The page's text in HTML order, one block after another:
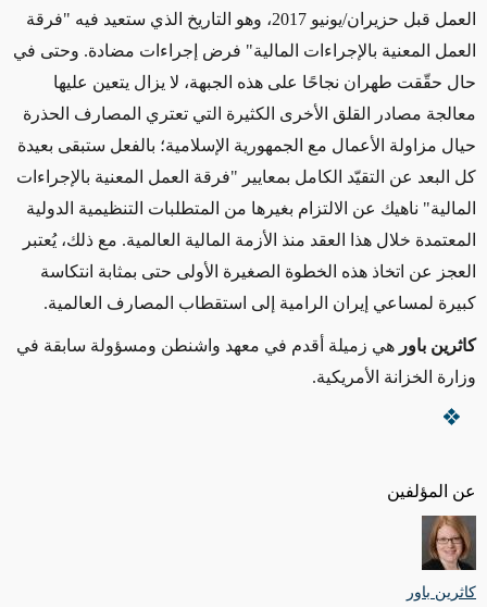
عن المؤلفين
كاثرين باور
العمل قبل حزيران/يونيو 2017، وهو التاريخ الذي ستعيد فيه "فرقة
العمل المعنية بالإجراءات المالية" فرض إجراءات مضادة. وحتى في
حال حقّقت طهران نجاحًا على هذه الجبهة، لا يزال يتعين عليها
معالجة مصادر القلق الأخرى الكثيرة التي تعتري المصارف الحذرة
حيال مزاولة الأعمال مع الجمهورية الإسلامية؛ بالفعل ستبقى بعيدة
كل البعد عن التقيّد الكامل بمعايير "فرقة العمل المعنية بالإجراءات
المالية" ناهيك عن الالتزام بغيرها من المتطلبات التنظيمية الدولية
المعتمدة خلال هذا العقد منذ الأزمة المالية العالمية. مع ذلك، يُعتبر
العجز عن اتخاذ هذه الخطوة الصغيرة الأولى حتى بمثابة انتكاسة
كبيرة لمساعي إيران الرامية إلى استقطاب المصارف العالمية.
كاثرين باور هي زميلة أقدم في معهد واشنطن ومسؤولة سابقة في
وزارة الخزانة الأمريكية.